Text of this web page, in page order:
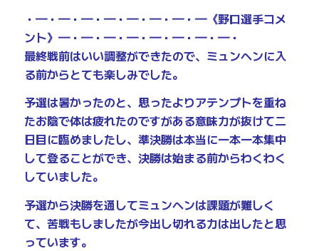
・━・━・━・━・━・━・━・━《野口選手コメ
ント》━・━・━・━・━・━・━・━・
最終戦前はいい調整ができたので、ミュンヘンに入
る前からとても楽しみでした。
予選は暑かったのと、思ったよりアテンプトを重ね
たお陰で体は疲れたのですがある意味力が抜けて二
日目に臨めましたし、準決勝は本当に一本一本集中
して登ることができ、決勝は始まる前からわくわく
していました。
予選から決勝を通してミュンヘンは課題が難しく
て、苦戦もしましたが今出し切れる力は出したと思
っています。